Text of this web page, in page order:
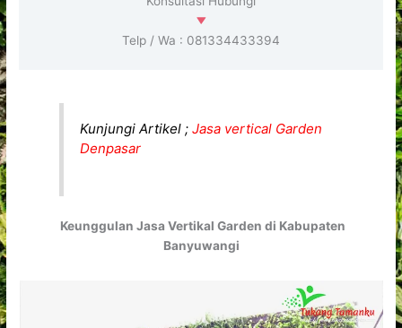
Telp / Wa : 081334433394
Kunjungi Artikel ;Jasa vertical Garden
Denpasar
Keunggulan Jasa Vertikal Garden di Kabupaten
Banyuwangi